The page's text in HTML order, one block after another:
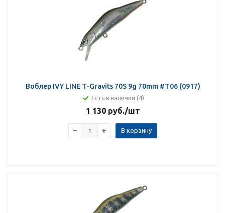
Воблер IVY LINE T-Gravits 70S 9g 70mm #T06 (0917)
Есть в наличии (4)
1 130 руб./шт
В корзину